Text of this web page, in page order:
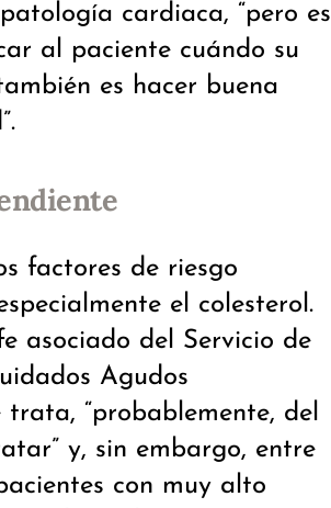
cardiaca, “pero es
al paciente cuándo su
es hacer buena
factores de riesgo
el colesterol.
asociado del Servicio de
Agudos
trata, “probablemente, del
y, sin embargo, entre
con muy alto